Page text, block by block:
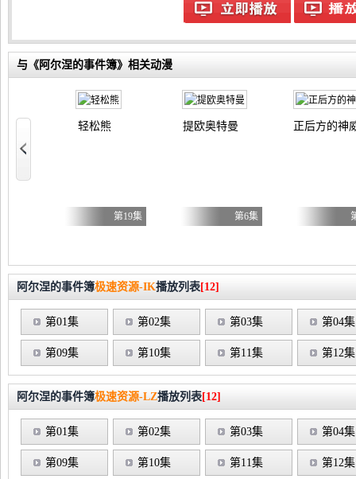
与《阿尔涅的事件簿》相关动漫
骑士用游戏知识开无双
轻松熊
第19集
提欧奥特曼
第6集
正后方的神
阿尔涅的事件簿极速资源-IK播放列表[12]
第01集 第02集 第03集 第04集
第09集 第10集 第11集 第12集
阿尔涅的事件簿极速资源-LZ播放列表[12]
第01集 第02集 第03集 第04集
第09集 第10集 第11集 第12集